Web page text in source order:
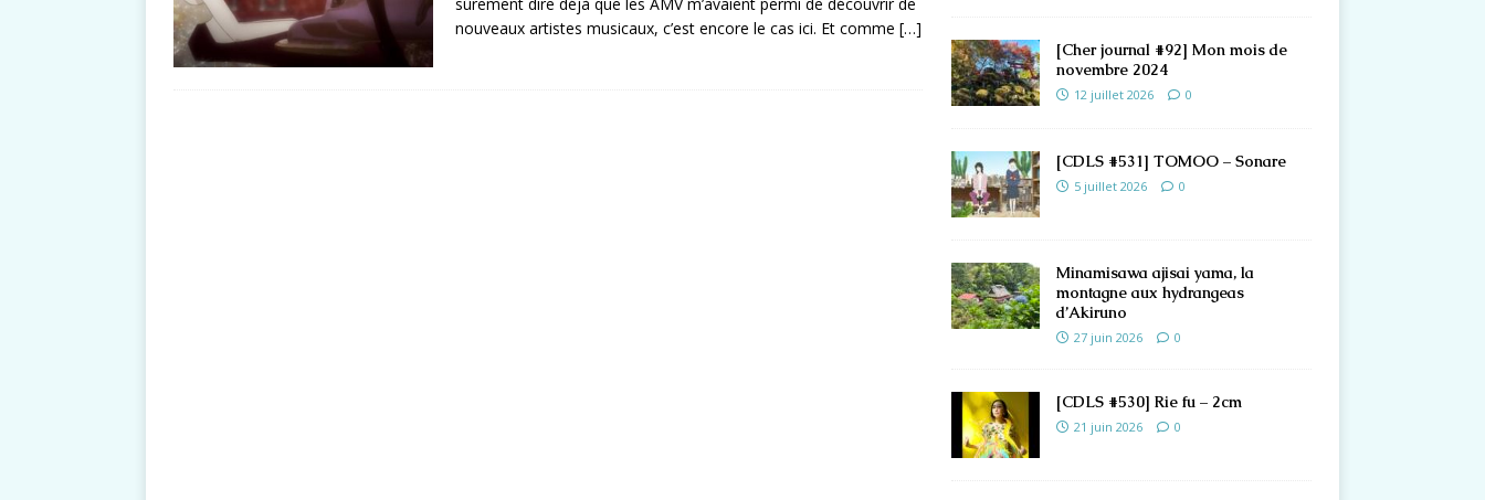
sûrement dire déjà que les AMV m’avaient permi de découvrir de
nouveaux artistes musicaux, c’est encore le cas ici. Et comme […]
[Cher journal #92] Mon mois de
novembre 2024
12 juillet 2026 0
[CDLS #531] TOMOO – Sonare
5 juillet 2026 0
Minamisawa ajisai yama, la
montagne aux hydrangeas
d’Akiruno
27 juin 2026 0
[CDLS #530] Rie fu – 2cm
21 juin 2026 0